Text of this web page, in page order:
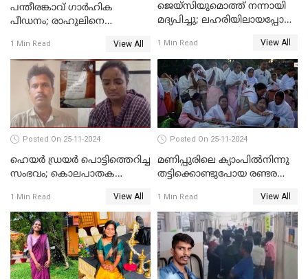
പന്തീരങ്കാവ് ഗാർഹിക
പീഡനം; രാഹുലിനെ
പൊലീസ് കോടതിയിൽ
അപേക്ഷ നൽകും
1 Min Read View All
ജെയ്‌സിയുമൊത്ത് നന്നായി
മദ്യപിച്ചു; ലഹരിയിലായപ്പോൾ
പലവട്ടം അടിച്ചു;
നിലവിളിച്ചപ്പോൾ മുഖത്ത്
തലയിണ വച്ചമർത്തി;
അരുംകൊലയിൽ യുവാവും
യുവതിയും പിടിയിൽ
1 Min Read View All
Posted On 25-11-2024
ഹെയര്‍ ഡ്രയര്‍ പൊട്ടിത്തെറിച്ച
സംഭവം; കൊലപാതക
ചെയ്തു
1 Min Read View All
Posted On 25-11-2024
മണിപ്പുരിലെ ക്യാംപില്‍നിന്നു
തട്ടിക്കൊണ്ടുപോയ രണ്ടര
പീഡനത്തിനിരയായി
1 Min Read View All